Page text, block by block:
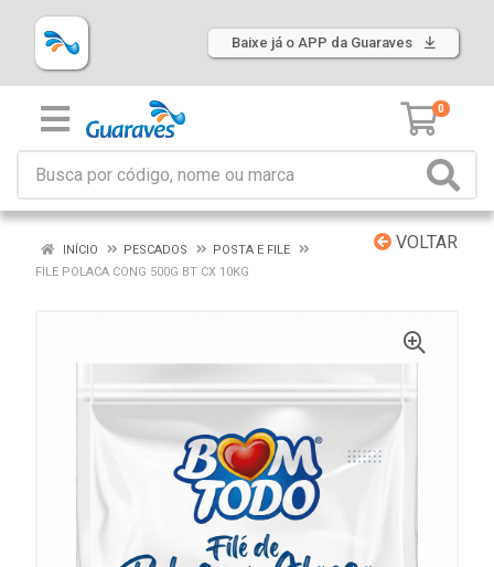
Baixe já o APP da Guaraves
0
VOLTAR
INÍCIO PESCADOS
POSTA E FILE
FILE POLACA CONG 500G BT CX 10KG